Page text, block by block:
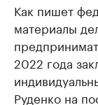
Как пишет
материалы
2022 года
Руденко на